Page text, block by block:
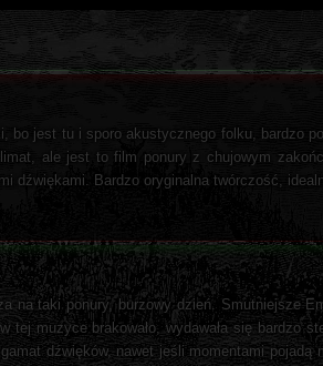
bo jest tu i sporo akustycznego folku, bardzo
ale jest to film ponury z chujowym
dźwiękami. Bardzo oryginalna twórczość,
na taki ponury, burzowy dzień. Smutniejsze
muzyce brakowało, wydawała się bardzo
dźwięków, nawet jeśli momentami